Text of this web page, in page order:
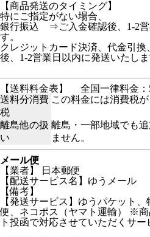
【商品発送のタイミング】
特にご指定がない場合、
銀行振込 ⇒ご入金確認後、1-2営
す。
クレジットカード決済、代金引
後、1-2営業日以内に発送いたしま
【送料料金表】
全国一律料金：
送料分消費
税
この料金には消費税が
離島他の扱
い
離島・一部地域でも
ません。
メール便
【業者】 日本郵便
【配送サービス名】ゆうメール
【備考】
【発送サービス】ゆうパケット
便、ネコポス（ヤマト運輸） ※
ト投函で対応させていただくサー